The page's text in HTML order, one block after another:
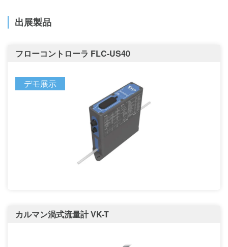
出展製品
フローコントローラ FLC-US40
カルマン渦式流量計 VK-T
デモ展示